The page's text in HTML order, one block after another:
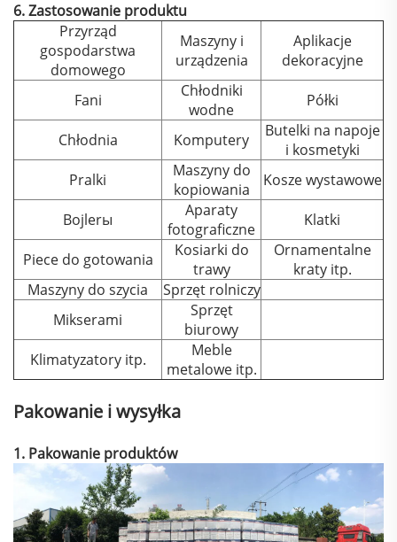
6. Zastosowanie produktu
Przyrząd
gospodarstwa
domowego
Maszyny i
urządzenia
Aplikacje
dekoracyjne
Fani
Chłodniki
wodne
Półki
Chłodnia Komputery
Butelki na napoje
i kosmetyki
Pralki
Maszyny do
kopiowania
Kosze wystawowe
Bojlerы
Aparaty
fotograficzne
Klatki
Piece do gotowania
Kosiarki do
trawy
Ornamentalne
kraty itp.
Maszyny do szycia
Sprzęt rolniczy
Mikserami
Sprzęt
biurowy
Klimatyzatory itp.
Meble
metalowe itp.
Pakowanie i wysyłka
1. Pakowanie produktów